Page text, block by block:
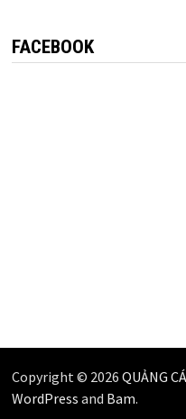
FACEBOOK
Copyright © 2026 QUẢNG
WordPress and Bam.